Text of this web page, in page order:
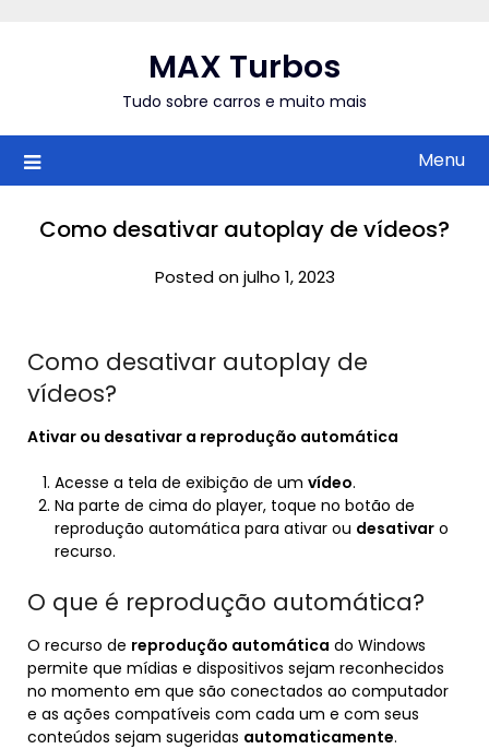
MAX Turbos
Tudo sobre carros e muito mais
Menu
Como desativar autoplay de vídeos?
Posted on julho 1, 2023
Como desativar autoplay de
vídeos?
Ativar ou desativar a reprodução automática
Acesse a tela de exibição de um vídeo.
Na parte de cima do player, toque no botão de
reprodução automática para ativar ou desativar o
recurso.
O que é reprodução automática?
O recurso de reprodução automática do Windows
permite que mídias e dispositivos sejam reconhecidos
no momento em que são conectados ao computador
e as ações compatíveis com cada um e com seus
conteúdos sejam sugeridas automaticamente.